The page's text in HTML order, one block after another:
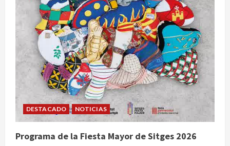
DESTACADO NOTICIAS
Programa de la Fiesta Mayor de Sitges 2026